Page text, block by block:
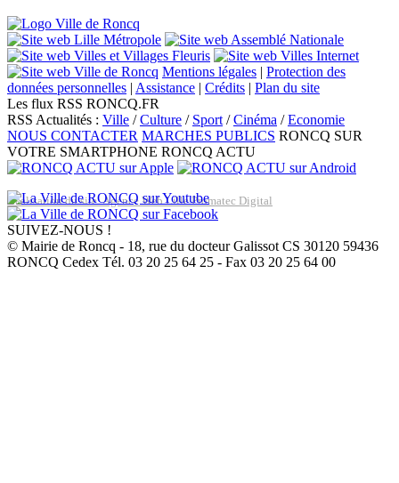
Mentions légales | Protection des
données personnelles | Assistance | Crédits | Plan du site
Les flux RSS RONCQ.FR
RSS Actualités : Ville /Culture / Sport/Cinéma /Economie
NOUS CONTACTER MARCHES PUBLICS RONCQ SUR
VOTRE SMARTPHONE RONCQ ACTU
Réalisation du site: Agence Web Lille Promatec Digital
SUIVEZ-NOUS !
© Mairie de Roncq - 18, rue du docteur Galissot CS 30120 59436
RONCQ Cedex Tél. 03 20 25 64 25 - Fax 03 20 25 64 00